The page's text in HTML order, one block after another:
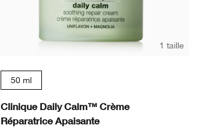
1 taille
50 ml
Clinique Daily Calm™ Crème
Réparatrice Apaisante